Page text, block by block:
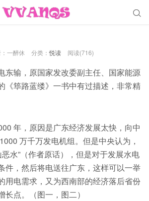

一醉休 分类：悦读 阅读(716)
东输，原国家发改委副主任、国家能源
《筚路蓝缕》一书中有过描述，非常精
年，原因是广东经济发展太快，向中
万千万发电机组。但是中央认为，
水”（作者原话），但是对于发展水电
件，然后将电送往广东，这样可以一举
用电需求，又为西南部的经济落后省份
点。（图一，图二）